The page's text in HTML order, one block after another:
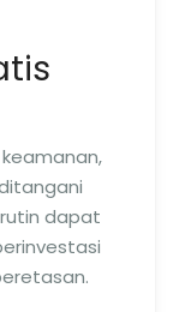
keamanan,
dapat